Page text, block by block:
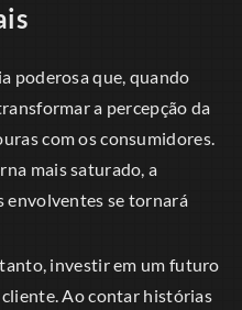
poderosa que, quando
a percepção da
com os consumidores.
mais saturado, a
envolventes se tornará
investir em um futuro
Ao contar histórias